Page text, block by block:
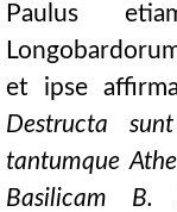
Paulus
et ipse
Destructa
tantumque
Basilicam B.